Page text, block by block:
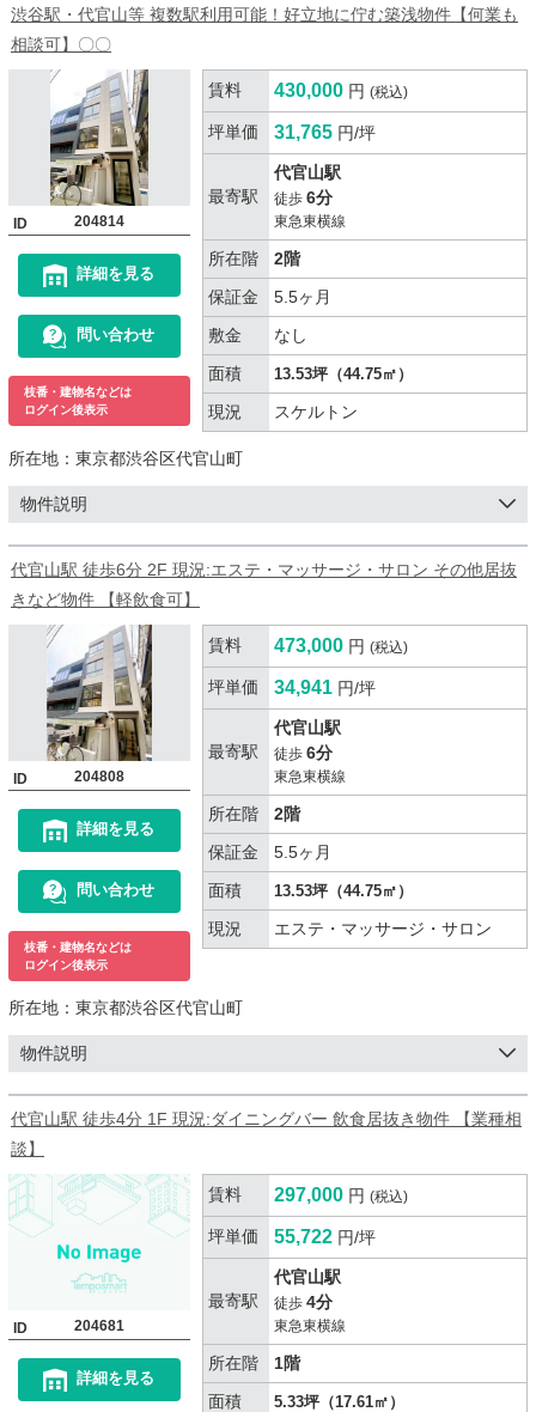
渋谷駅・代官山等 複数駅利用可能！好立地に佇む築浅物件【何業も
相談可】〇〇
ID 204814
詳細を見る
問い合わせ
枝番・建物名などは
ログイン後表示
賃料 430,000 円 (税込)
坪単価 31,765 円/坪
最寄駅
代官山駅
徒歩 6分
東急東横線
所在階
2階
保証金
5.5ヶ月
敷金
なし
面積
13.53坪（44.75㎡）
現況 スケルトン
所在地： 東京都渋谷区代官山町
物件説明
代官山駅 徒歩6分 2F 現況:エステ・マッサージ・サロン その他居抜
きなど物件 【軽飲食可】
ID 204808
詳細を見る
問い合わせ
枝番・建物名などは
ログイン後表示
賃料 473,000 円 (税込)
坪単価 34,941 円/坪
最寄駅
代官山駅
徒歩 6分
東急東横線
所在階
2階
保証金
5.5ヶ月
面積
13.53坪（44.75㎡）
現況 エステ・マッサージ・サロン
所在地： 東京都渋谷区代官山町
物件説明
代官山駅 徒歩4分 1F 現況:ダイニングバー 飲食居抜き物件 【業種相
談】
ID 204681
詳細を見る
賃料 297,000 円 (税込)
坪単価 55,722 円/坪
最寄駅
代官山駅
徒歩 4分
東急東横線
所在階
1階
面積
5.33坪（17.61㎡）